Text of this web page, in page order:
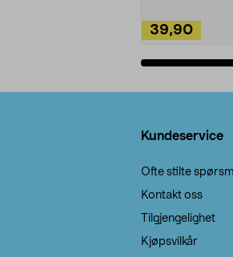
39,90
Kundeservice
Ofte stilte
Kontakt oss
Tilgjengelighet
Kjøpsvilkår